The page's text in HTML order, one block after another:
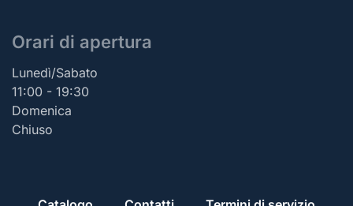
Orari di apertura
Lunedì/Sabato
11:00 - 19:30
Domenica
Chiuso